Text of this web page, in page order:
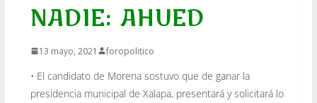
NADIE: AHUED
13 mayo, 2021 foropolitico
• El candidato de Morena sostuvo que de ganar la
presidencia municipal de Xalapa, presentará y solicitará lo